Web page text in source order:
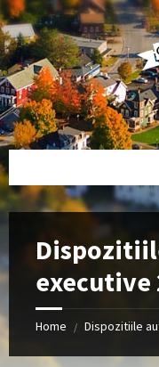
Skip
to
content
Skip
to
left
sidebar
Skip
to
footer
executive
Home / Dispozitiile